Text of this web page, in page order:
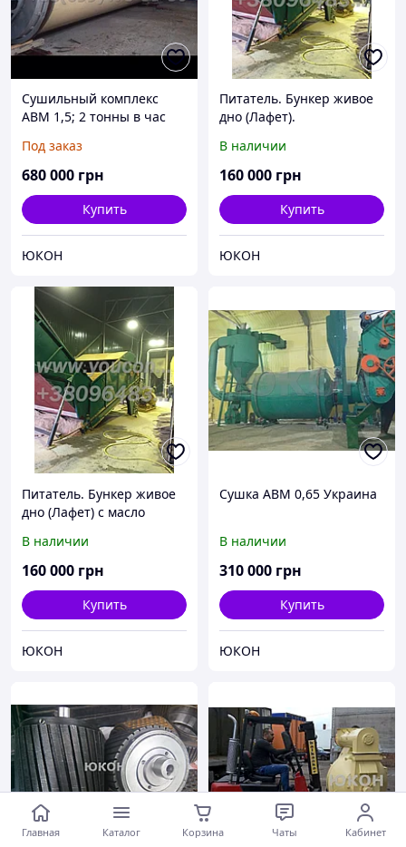
Сушильный комплекс
АВМ 1,5; 2 тонны в час
Под заказ
680 000 грн
Купить
ЮКОН
Питатель. Бункер живое
дно (Лафет).
комплектация
В наличии
160 000 грн
Купить
ЮКОН
Питатель. Бункер живое
дно (Лафет) с масло
В наличии
160 000 грн
Купить
ЮКОН
Сушка АВМ 0,65 Украина
В наличии
310 000 грн
Купить
ЮКОН
Главная Каталог Корзина Чаты Кабинет